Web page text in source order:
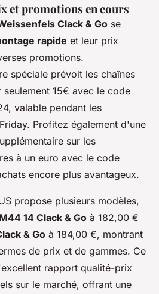
et promotions en cours
Clack & Go se
rapide et leur prix
promotions.
spéciale prévoit les chaînes
15€ avec le code
valable pendant les
Profitez également d'une
sur les
à un euro avec le code
encore plus avantageux.
propose plusieurs modèles,
14 Clack & Go à 182,00 €
& Go à 184,00 €, montrant
de prix et de gammes. Ce
rapport qualité-prix
sur le marché, offrant une